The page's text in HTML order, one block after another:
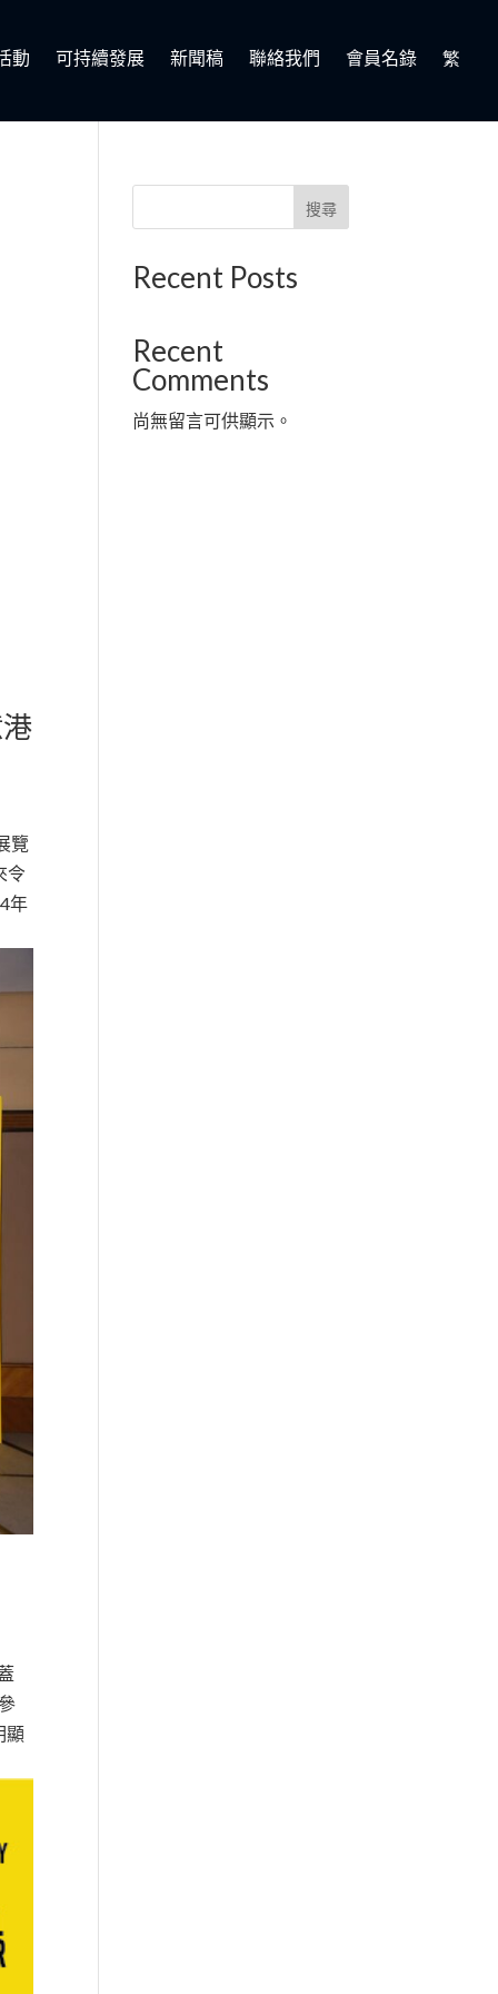
動 可持續發展 新聞稿 聯絡我們 會員名錄 繁
覽
令
年
顯
搜尋
Recent Posts
Recent
Comments
尚無留言可供顯示。